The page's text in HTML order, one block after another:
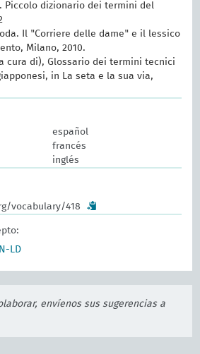
Piccolo dizionario dei termini del
Il "Corriere delle dame" e il lessico
Milano, 2010.
cura di), Glossario dei termini tecnici
in La seta e la sua via,
español
francés
inglés
vocabulary/418
LD
envíenos sus sugerencias a